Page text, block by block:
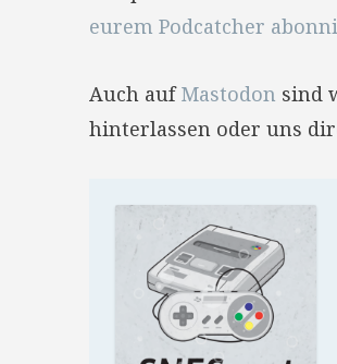
eurem Podcatcher
Auch aufMastodon sind
hinterlassen oder uns